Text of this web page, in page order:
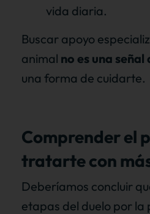
vida diaria.
Buscar apoyo
animal no es una
una forma de cuidarte.
Comprender el
tratarte con
Deberíamos concluir
etapas del duelo por la